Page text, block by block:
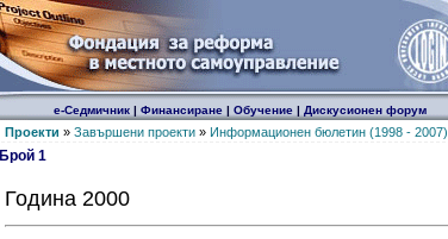
е-Седмичник| Финансиране| Обучение| Дискусионен форум
Проекти » Завършени проекти» Информационен бюлетин (1998 - 2007)
Брой 1
Година 2000